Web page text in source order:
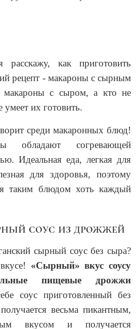
как приготовить
рецепт - макароны с сырным
макароны с сыром, а кто не
умеет их готовить.
среди макаронных блюд!
обладают согревающей
Идеальная еда, легкая для
для здоровья, поэтому
таким блюдом хоть каждый
соус из дрожжей
сырный соус без сыра?
«Сырный» вкус соусу
пищевые дрожжи
соус приготовленный без
весьма пикантным,
вкусом и получается